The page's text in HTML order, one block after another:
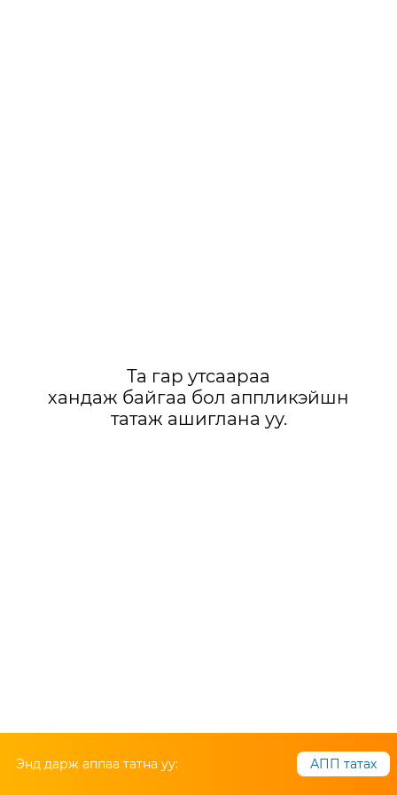
Та гар утсаараа
хандаж байгаа бол аппликэйшн
татаж ашиглана уу.
Энд дарж аппаа татна уу: АПП татах